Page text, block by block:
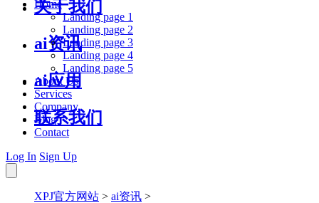
关于我们
ai资讯
ai应用
联系我们
Home
Landing page 1
Landing page 2
Landing page 3
Landing page 4
Landing page 5
About Us
Services
Company
Blog
Contact
Log In Sign Up
XPJ官方网站 > ai资讯 >